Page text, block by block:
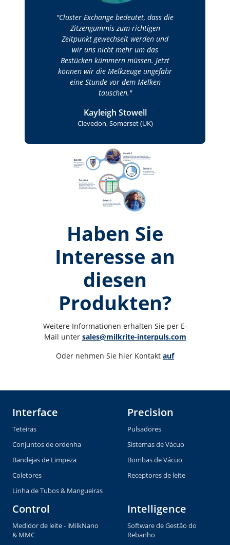
Cluster Exchange bedeutet, dass die
Zitzengummis zum richtigen
Zeitpunkt gewechselt werden und
wir uns nicht mehr um das
Bestücken kümmern müssen. Jetzt
können wir die Melkzeuge ungefähr
eine Stunde vor dem Melken
tauschen.
Kayleigh Stowell
Clevedon, Somerset (UK)
Haben Sie
Interesse an
diesen
Produkten?
Weitere Informationen erhalten Sie per E-
Mail unter sales@milkrite-interpuls.com
Oder nehmen Sie hier Kontakt auf
Interface
Teteiras
Conjuntos de ordenha
Bandejas de Limpeza
Coletores
Linha de Tubos & Mangueiras
Precision
Pulsadores
Sistemas de Vácuo
Bombas de Vácuo
Receptores de leite
Control
Medidor de leite - iMilkNano
& MMC
Intelligence
Software de Gestão do
Rebanho